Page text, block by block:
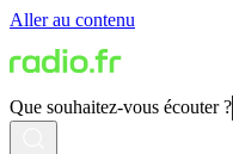
Aller au contenu
Que souhaitez-vous écouter ?